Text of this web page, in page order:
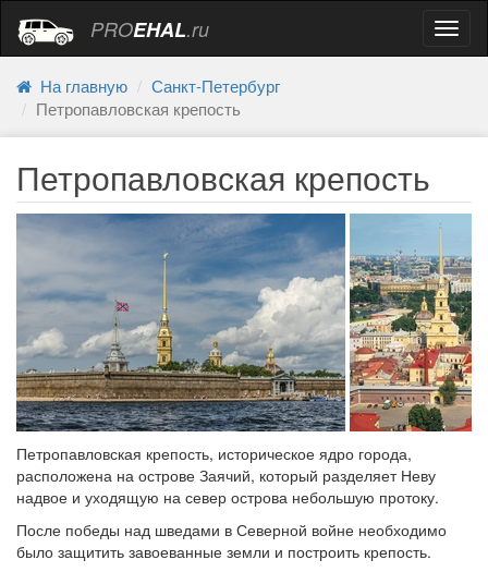
PROEHAL.ru
На главную
Санкт-Петербург
Петропавловская крепость
Петропавловская крепость
Петропавловская крепость, историческое ядро города,
расположена на острове Заячий, который разделяет Неву
надвое и уходящую на север острова небольшую протоку.
После победы над шведами в Северной войне необходимо
было защитить завоеванные земли и построить крепость.